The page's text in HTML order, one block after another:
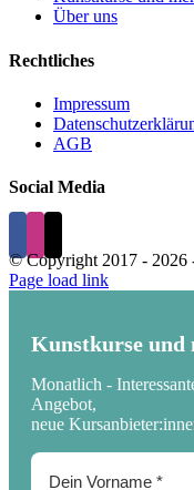
Über uns
Rechtliches
Impressum
AGB
Social Media
© Copyright 2017 - 2026
Page load link
Kunstkurse und
Monatlich -
Angebot,
neue